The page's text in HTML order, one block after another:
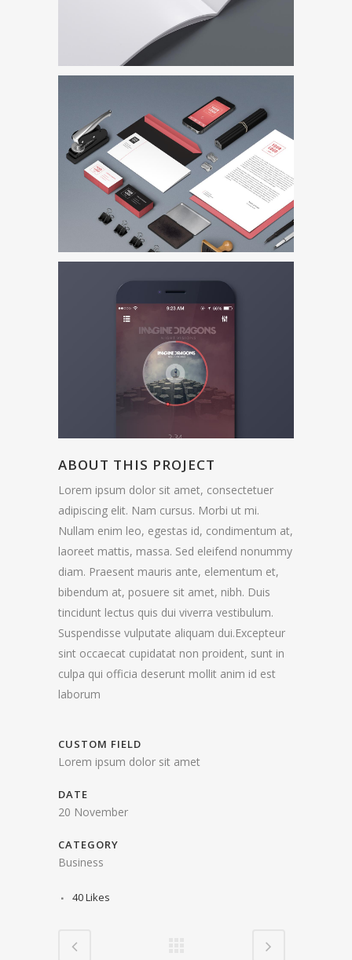
ABOUT THIS PROJECT
Lorem ipsum dolor sit amet, consectetuer
adipiscing elit. Nam cursus. Morbi ut mi.
Nullam enim leo, egestas id, condimentum at,
laoreet mattis, massa. Sed eleifend nonummy
diam. Praesent mauris ante, elementum et,
bibendum at, posuere sit amet, nibh. Duis
tincidunt lectus quis dui viverra vestibulum.
Suspendisse vulputate aliquam dui.Excepteur
sint occaecat cupidatat non proident, sunt in
culpa qui officia deserunt mollit anim id est
laborum
CUSTOM FIELD
Lorem ipsum dolor sit amet
DATE
20 November
CATEGORY
Business
40Likes